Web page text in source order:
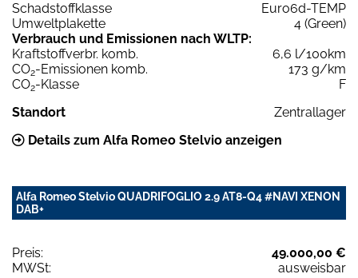
Schadstoffklasse
Euro6d-TEMP
Umweltplakette
4 (Green)
Verbrauch und Emissionen nach WLTP:
Kraftstoffverbr. komb.
6,6 l/100km
CO2-Emissionen komb.
173 g/km
CO2-Klasse
F
Standort
Zentrallager
Details zum Alfa Romeo Stelvio anzeigen
Alfa Romeo Stelvio QUADRIFOGLIO 2.9 AT8-Q4 #NAVI XENON
DAB+
Preis:
49.000,00 €
MWSt:
ausweisbar